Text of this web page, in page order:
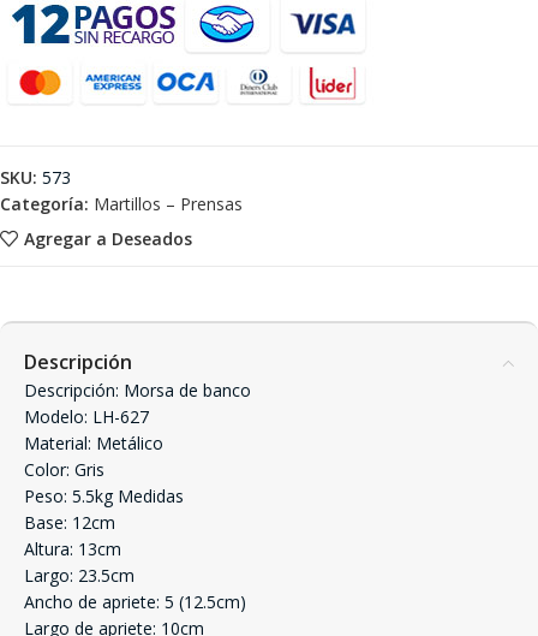
Agregar a Deseados
SKU: 573
Categoría: Martillos – Prensas
Descripción
Descripción: Morsa de banco
Modelo: LH-627
Material: Metálico
Color: Gris
Peso: 5.5kg Medidas
Base: 12cm
Altura: 13cm
Largo: 23.5cm
Ancho de apriete: 5 (12.5cm)
Largo de apriete: 10cm